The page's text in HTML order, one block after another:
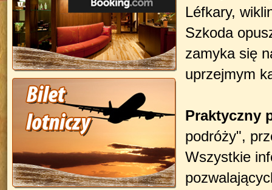
Léfkary,
Szkoda
zamyka się
uprzejmym
Praktyczny
podróży",
Wszystkie